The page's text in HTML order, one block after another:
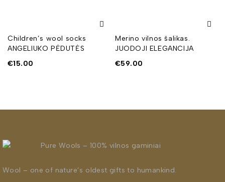
Children’s wool socks
ANGELIUKO PĖDUTĖS
€15.00
Merino vilnos šalikas.
JUODOJI ELEGANCIJA
€59.00
Wool – one of nature’s oldest gifts to humankind.